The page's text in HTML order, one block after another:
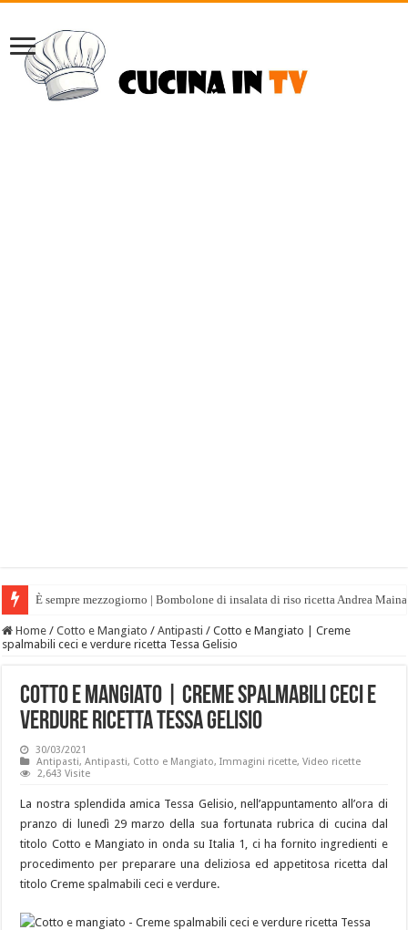
È sempre mezzogiorno | Bombolone di insalata di riso ricetta Andrea
Home / Cotto e Mangiato / Antipasti / Cotto e Mangiato | Creme
spalmabili ceci e verdure ricetta Tessa Gelisio
Cotto e Mangiato | Creme spalmabili ceci e
verdure ricetta Tessa Gelisio
30/03/2021
Antipasti,Antipasti, Cotto e Mangiato,Immagini ricette,Video ricette
2,643 Visite
La nostra splendida amica Tessa Gelisio, nell’appuntamento all’ora di
pranzo di lunedì 29 marzo della sua fortunata rubrica di cucina dal
titolo Cotto e Mangiato in onda su Italia 1, ci ha fornito ingredienti e
procedimento per preparare una deliziosa ed appetitosa ricetta dal
titolo Creme spalmabili ceci e verdure.